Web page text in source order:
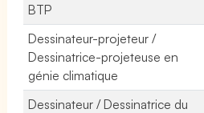
BTP
Dessinateur-projeteur /
Dessinatrice-projeteuse en
génie climatique
Dessinateur / Dessinatrice du